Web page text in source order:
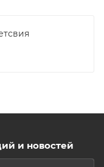
и новостей